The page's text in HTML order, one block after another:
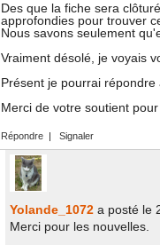
Des que la fiche sera
approfondies pour trouver
Nous savons seulement
Vraiment désolé, je voyais
Présent je pourrai répondre
Merci de votre soutient
Répondre | Signaler
Yolande_1072 a posté le
Merci pour les nouvelles.